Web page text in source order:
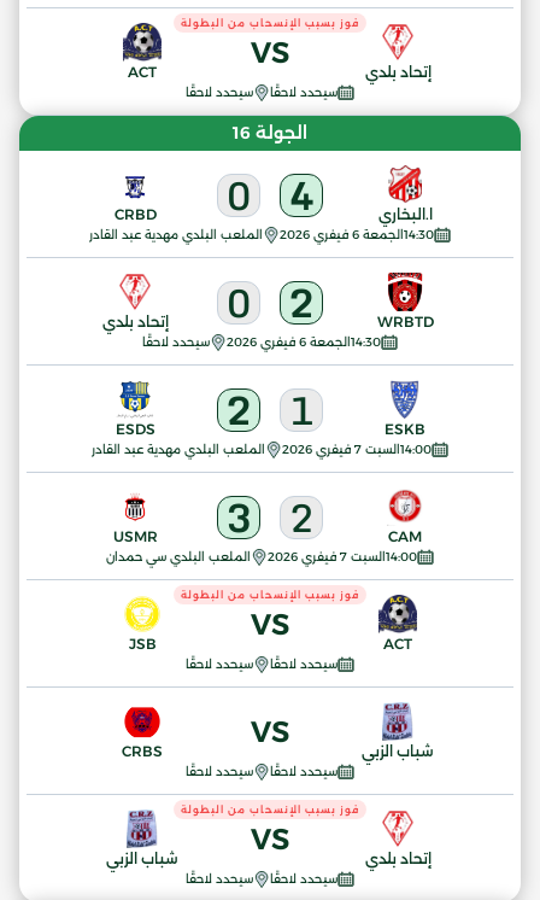
سيحدد لاحقًا سيحدد لاحقًا
إتحاد بلدي
VS
فوز بسبب الإنسحاب من البطولة
ACT
الجولة 16
14:30الجمعة 6 فيفري 2026 الملعب البلدي مهدية عبد القادر
ا.البخاري 4
0
CRBD
14:30الجمعة 6 فيفري 2026 سيحدد لاحقًا
WRBTD
2
0 إتحاد بلدي
14:00السبت 7 فيفري 2026 الملعب البلدي مهدية عبد القادر
ESKB
1
2
ESDS
14:00السبت 7 فيفري 2026 الملعب البلدي سي حمدان
CAM
2
3
USMR
سيحدد لاحقًا سيحدد لاحقًا
ACT
VS
فوز بسبب الإنسحاب من البطولة
JSB
سيحدد لاحقًا سيحدد لاحقًا
شباب الزبي
VS
CRBS
سيحدد لاحقًا سيحدد لاحقًا
إتحاد بلدي
VS
فوز بسبب الإنسحاب من البطولة
شباب الزبي